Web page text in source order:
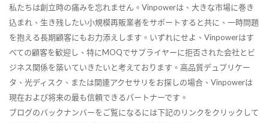
私たちは創立時の痛みを忘れません。Vinpowerは、大きな市場に巻き
込まれ、生き残したい小規模再販業者をサポートすると共に、一時問題
を抱える長期顧客にもお力添えします。いずれにせよ、Vinpowerはす
べての顧客を歓迎し、特にMOQでサプライヤーに拒否された会社とビ
ジネス関係を築いていきたいと考えております。高品質デュプリケー
タ、光ディスク、または関連アクセサリをお探しの場合、Vinpowerは
現在および将来の最も信頼できるパートナーです。
ブログのバックナンバーをご覧になるには下記のリンクをクリックして